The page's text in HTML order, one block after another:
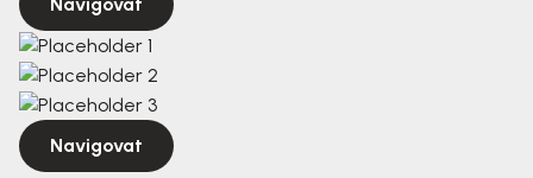
Navigovat